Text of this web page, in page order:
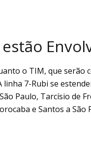
o TIM, que serão
linha 7-Rubi se
Paulo, Tarcísio de
e Santos a São